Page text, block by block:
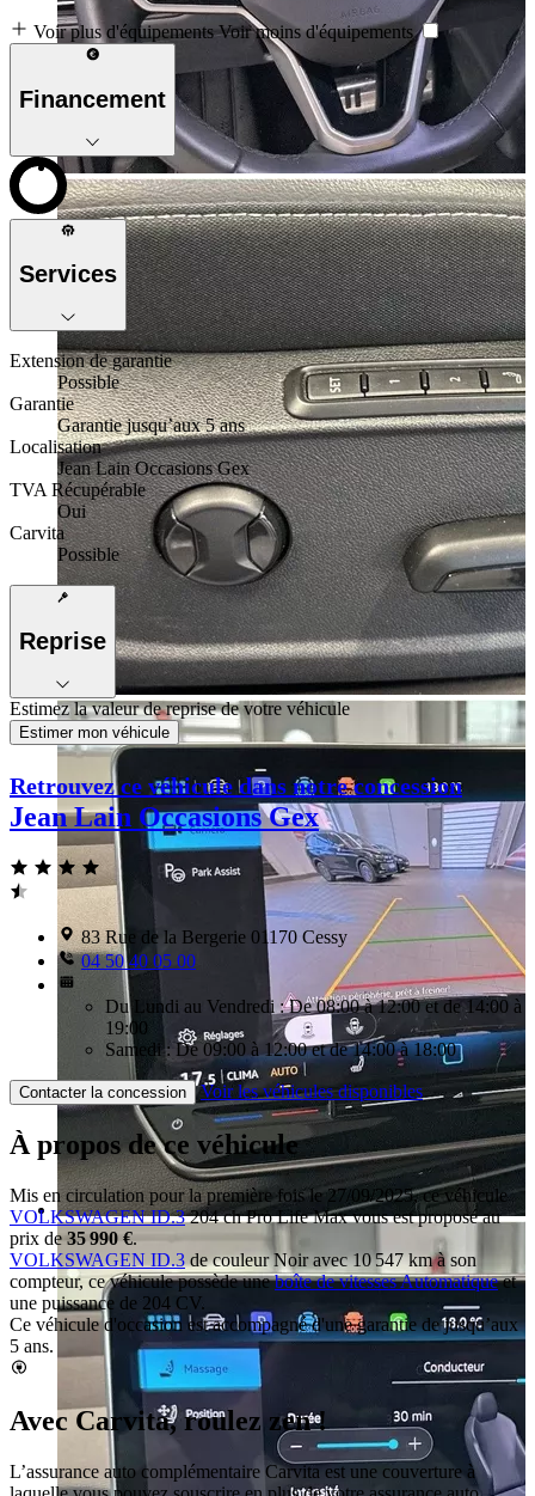
Voir plus d'équipements Voir moins d'équipements
Financement
Services
Extension de garantie
Possible
Garantie
Garantie jusqu’aux 5 ans
Localisation
Jean Lain Occasions Gex
TVA Récupérable
Oui
Carvita
Possible
Reprise
Estimez la valeur de reprise de votre véhicule
Estimer mon véhicule
Retrouvez ce véhicule dans notre concession
Jean Lain Occasions Gex
83 Rue de la Bergerie 01170 Cessy
04 50 40 05 00
Du Lundi au Vendredi : De 08:00 à 12:00 et de 14:00 à
19:00
Samedi : De 09:00 à 12:00 et de 14:00 à 18:00
Contacter la concession Voir les véhicules disponibles
À propos de ce véhicule
Mis en circulation pour la première fois le 27/09/2025, ce véhicule
VOLKSWAGEN ID.3204 ch Pro Life Max vous est proposé au
prix de35 990 €.
VOLKSWAGEN ID.3de couleur Noir avec 10 547 km à son
compteur, ce véhicule possède uneboîte de vitesses Automatiqueet
une puissance de 204 CV.
Ce véhicule d'occasion est accompagné d'une garantie de jusqu’aux
5 ans.
Avec Carvita, roulez zen !
L’assurance auto complémentaire Carvita est une couverture à